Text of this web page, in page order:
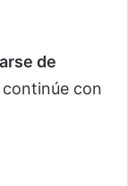
de
con